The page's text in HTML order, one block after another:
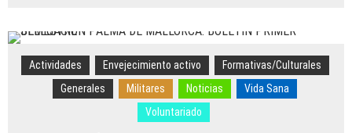
Actividades Envejecimiento activo
Formativas/Culturales
Generales
Militares Noticias
Vida Sana
Voluntariado